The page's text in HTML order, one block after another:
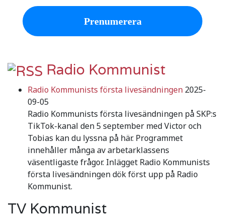
Radio Kommunist
Radio Kommunists första livesändningen 2025-
09-05
Radio Kommunists första livesändningen på SKP:s
TikTok-kanal den 5 september med Victor och
Tobias kan du lyssna på här. Programmet
innehåller många av arbetarklassens
väsentligaste frågor. Inlägget Radio Kommunists
första livesändningen dök först upp på Radio
Kommunist.
TV Kommunist